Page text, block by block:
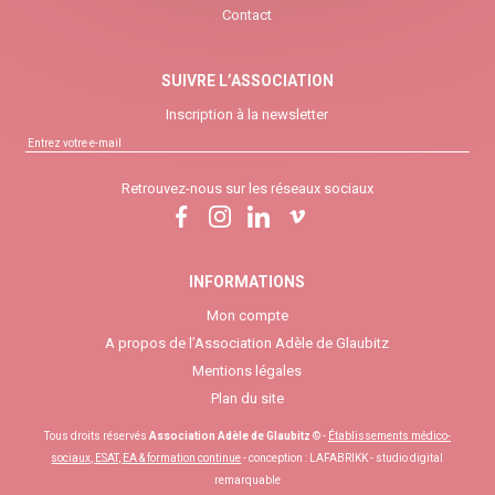
Contact
SUIVRE L’ASSOCIATION
Inscription à la newsletter
Retrouvez-nous sur les réseaux sociaux
INFORMATIONS
Mon compte
A propos de l’Association Adèle de Glaubitz
Mentions légales
Plan du site
Tous droits réservés Association Adèle de Glaubitz © - Établissements médico-
sociaux, ESAT, EA & formation continue- conception : LAFABRIKK - studio digital
remarquable